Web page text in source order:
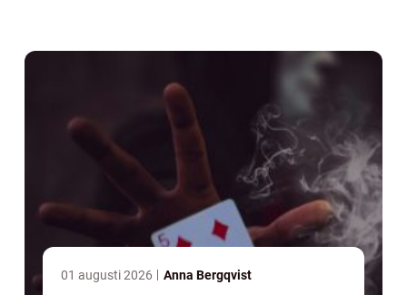
01 augusti 2026 Anna Bergqvist